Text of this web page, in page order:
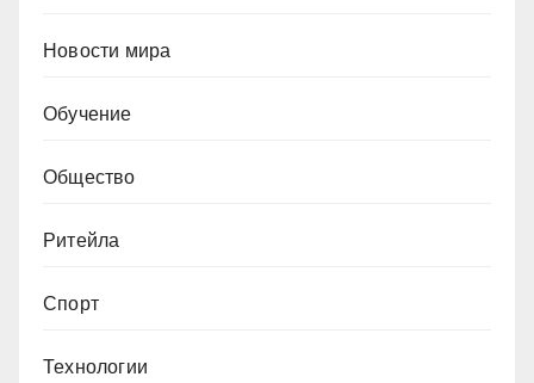
Новости мира
Обучение
Общество
Ритейла
Спорт
Технологии